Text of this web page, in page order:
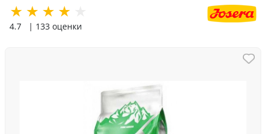
4.7 | 133 оценки